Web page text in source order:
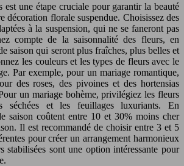
est une étape cruciale pour garantir la beauté
décoration florale suspendue. Choisissez des
à la suspension, qui ne se faneront pas
compte de la saisonnalité des fleurs, en
saison qui seront plus fraîches, plus belles et
les couleurs et les types de fleurs avec le
Par exemple, pour un mariage romantique,
des roses, des pivoines et des hortensias
un mariage bohème, privilégiez les fleurs
séchées et les feuillages luxuriants. En
saison coûtent entre 10 et 30% moins cher
Il est recommandé de choisir entre 3 et 5
pour créer un arrangement harmonieux
stabilisées sont une option intéressante pour